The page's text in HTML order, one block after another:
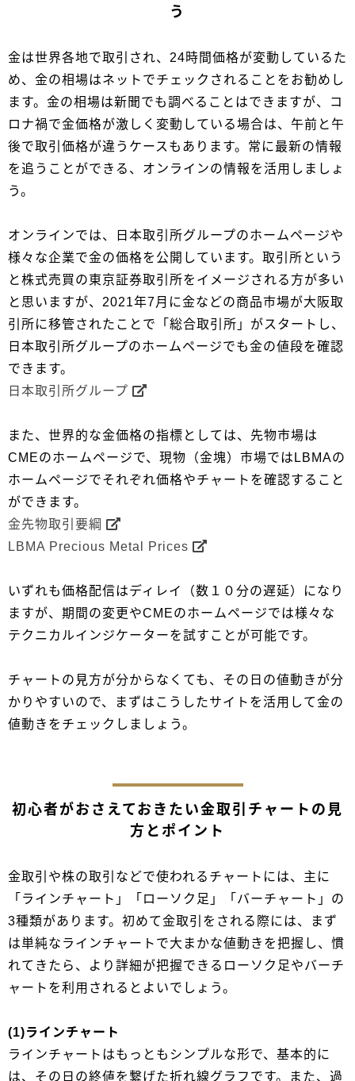
う
金は世界各地で取引され、24時間価格が変動しているた
め、金の相場はネットでチェックされることをお勧めし
ます。金の相場は新聞でも調べることはできますが、コ
ロナ禍で金価格が激しく変動している場合は、午前と午
後で取引価格が違うケースもあります。常に最新の情報
を追うことができる、オンラインの情報を活用しましょ
う。
オンラインでは、日本取引所グループのホームページや
様々な企業で金の価格を公開しています。取引所という
と株式売買の東京証券取引所をイメージされる方が多い
と思いますが、2021年7月に金などの商品市場が大阪取
引所に移管されたことで「総合取引所」がスタートし、
日本取引所グループのホームページでも金の値段を確認
できます。
日本取引所グループ
また、世界的な金価格の指標としては、先物市場は
CMEのホームページで、現物（金塊）市場ではLBMAの
ホームページでそれぞれ価格やチャートを確認すること
ができます。
金先物取引要綱
LBMA Precious Metal Prices
いずれも価格配信はディレイ（数１０分の遅延）になり
ますが、期間の変更やCMEのホームページでは様々な
テクニカルインジケーターを試すことが可能です。
チャートの見方が分からなくても、その日の値動きが分
かりやすいので、まずはこうしたサイトを活用して金の
値動きをチェックしましょう。
初心者がおさえておきたい金取引チャートの見
方とポイント
金取引や株の取引などで使われるチャートには、主に
「ラインチャート」「ローソク足」「バーチャート」の
3種類があります。初めて金取引をされる際には、まず
は単純なラインチャートで大まかな値動きを把握し、慣
れてきたら、より詳細が把握できるローソク足やバーチ
ャートを利用されるとよいでしょう。
(1)ラインチャート
ラインチャートはもっともシンプルな形で、基本的に
は、その日の終値を繋げた折れ線グラフです。また、過